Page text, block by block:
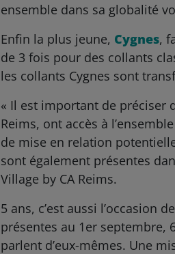
ensemble dans sa globalité
Enfin la plus jeune, Cygnes,
de 3 fois pour des collants
les collants Cygnes sont
« Il est important de préciser
Reims, ont accès à
de mise en relation
sont également présentes
Village by CA Reims.
5 ans, c’est aussi l’occasion
présentes au 1er septembre,
parlent d’eux-mêmes. Une